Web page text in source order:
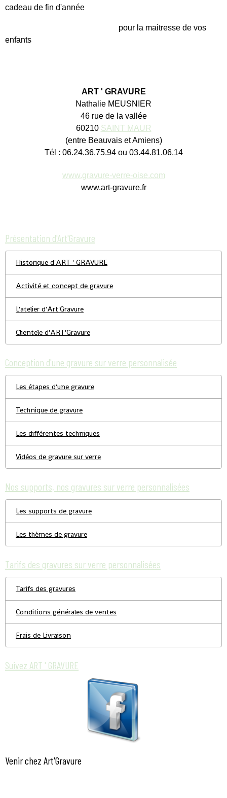
cadeau de fin d'année
pour la maitresse de vos
enfants
ART ' GRAVURE
Nathalie MEUSNIER
46 rue de la vallée
60210 SAINT MAUR
(entre Beauvais et Amiens)
Tél : 06.24.36.75.94 ou 03.44.81.06.14
www.gravure-verre-oise.com
www.art-gravure.fr
Présentation d'Art'Gravure
Historique d'ART ' GRAVURE
Activité et concept de gravure
L'atelier d'Art'Gravure
Clientele d'ART'Gravure
Conception d'une gravure sur verre personnalisée
Les étapes d'une gravure
Technique de gravure
Les différentes techniques
Vidéos de gravure sur verre
Nos supports, nos gravures sur verre personnalisées
Les supports de gravure
Les thèmes de gravure
Tarifs des gravures sur verre personnalisées
Tarifs des gravures
Conditions générales de ventes
Frais de Livraison
Suivez ART ' GRAVURE
Venir chez Art'Gravure